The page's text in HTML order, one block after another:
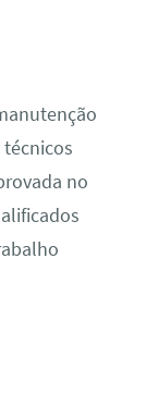
técnicos
no